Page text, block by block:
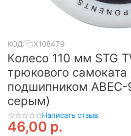
КОД: Х108479
Колесо 110 мм STG
трюкового самоката
подшипником
серым)
Написать отзыв
46,00 р.